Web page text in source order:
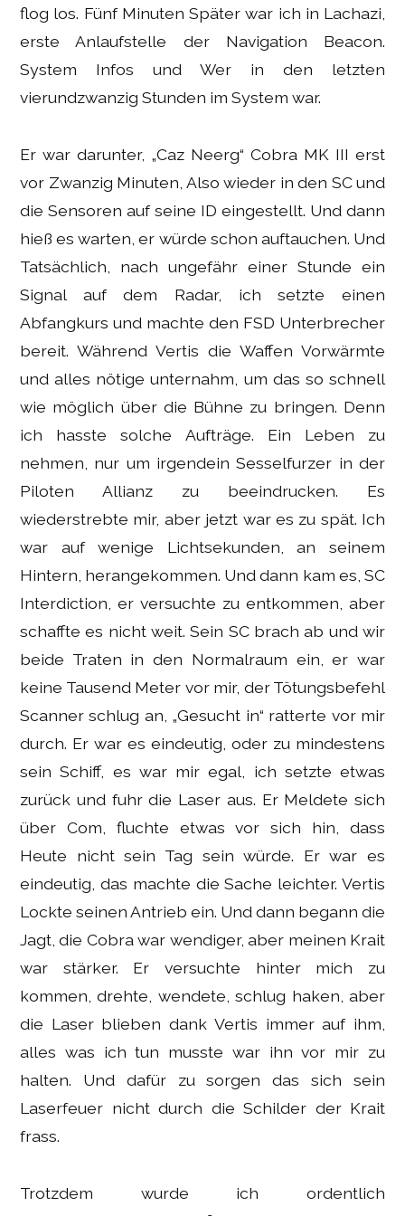
flog los. Fünf Minuten Später war ich in Lachazi,
erste Anlaufstelle der Navigation Beacon.
System Infos und Wer in den letzten
vierundzwanzig Stunden im System war.
Er war darunter, „Caz Neerg“ Cobra MK III erst
vor Zwanzig Minuten, Also wieder in den SC und
die Sensoren auf seine ID eingestellt. Und dann
hieß es warten, er würde schon auftauchen. Und
Tatsächlich, nach ungefähr einer Stunde ein
Signal auf dem Radar, ich setzte einen
Abfangkurs und machte den FSD Unterbrecher
bereit. Während Vertis die Waffen Vorwärmte
und alles nötige unternahm, um das so schnell
wie möglich über die Bühne zu bringen. Denn
ich hasste solche Aufträge. Ein Leben zu
nehmen, nur um irgendein Sesselfurzer in der
Piloten Allianz zu beeindrucken. Es
wiederstrebte mir, aber jetzt war es zu spät. Ich
war auf wenige Lichtsekunden, an seinem
Hintern, herangekommen. Und dann kam es, SC
Interdiction, er versuchte zu entkommen, aber
schaffte es nicht weit. Sein SC brach ab und wir
beide Traten in den Normalraum ein, er war
keine Tausend Meter vor mir, der Tötungsbefehl
Scanner schlug an, „Gesucht in“ ratterte vor mir
durch. Er war es eindeutig, oder zu mindestens
sein Schiff, es war mir egal, ich setzte etwas
zurück und fuhr die Laser aus. Er Meldete sich
über Com, fluchte etwas vor sich hin, dass
Heute nicht sein Tag sein würde. Er war es
eindeutig, das machte die Sache leichter. Vertis
Lockte seinen Antrieb ein. Und dann begann die
Jagt, die Cobra war wendiger, aber meinen Krait
war stärker. Er versuchte hinter mich zu
kommen, drehte, wendete, schlug haken, aber
die Laser blieben dank Vertis immer auf ihm,
alles was ich tun musste war ihn vor mir zu
halten. Und dafür zu sorgen das sich sein
Laserfeuer nicht durch die Schilder der Krait
frass.
Trotzdem wurde ich ordentlich